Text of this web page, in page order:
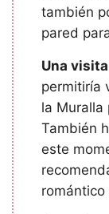
también
pared
Una
permitiría
la Muralla
También
este
romántico